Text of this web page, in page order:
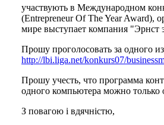
участвують в Международном
(Entrepreneur Of The Year Award),
мире выступает компания "Эрнст
Прошу проголосовать за одного
http://lbi.liga.net/konkurs07/
Прошу учесть, что программа
одного компьютера можно только
З повагою і вдячністю,